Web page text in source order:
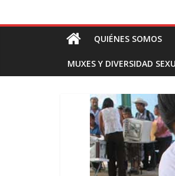
QUIÉNES SOMOS
MUXES Y DIVERSIDAD